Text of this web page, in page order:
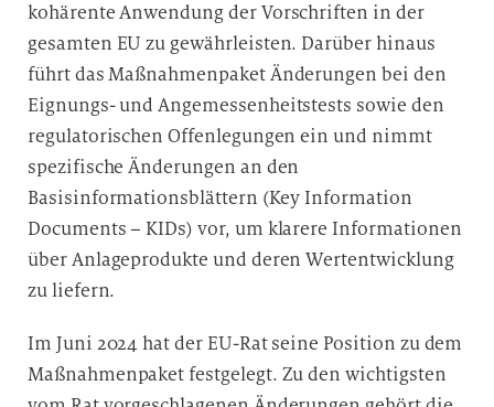
kohärente Anwendung der Vorschriften in der
gesamten EU zu gewährleisten. Darüber hinaus
führt das Maßnahmenpaket Änderungen bei den
Eignungs- und Angemessenheitstests sowie den
regulatorischen Offenlegungen ein und nimmt
spezifische Änderungen an den
Basisinformationsblättern (Key Information
Documents – KIDs) vor, um klarere Informationen
über Anlageprodukte und deren Wertentwicklung
zu liefern.
Im Juni 2024 hat der EU-Rat seine Position zu dem
Maßnahmenpaket festgelegt. Zu den wichtigsten